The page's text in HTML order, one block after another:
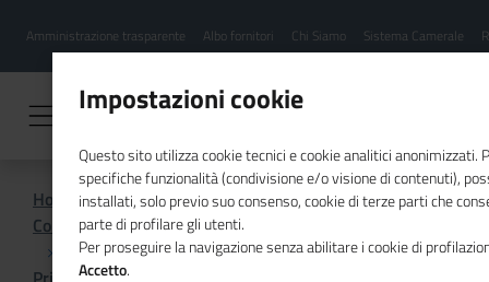
contenuto
Menu
hamburgher
Amministrazione trasparente Albo fornitori Chi Siamo Sistema Camerale
Home
Comunicazione istituzionale per il sistema camerale
Impostazioni cookie
Questo sito utilizza cookie tecnici e cookie analitici anonimizzati.
specifiche funzionalità (condivisione e/o visione di contenuti),
installati, solo previo suo consenso, cookie di terze parti che
parte di profilare gli utenti.
Per proseguire la navigazione senza abilitare i cookie di
Accetto.